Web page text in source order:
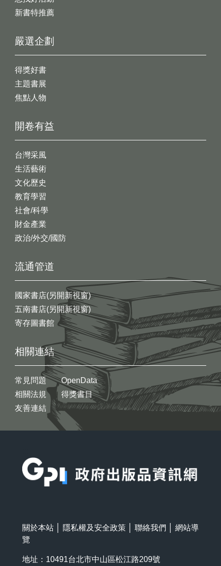
新書特推薦
開卷有益
台灣采風
生活藝術
文化歷史
教育學習
社會/科學
財金產業
政治/外交/國防
嚴選企劃
得獎好書
主題書展
焦點人物
流通管道
國家書店(另開新視窗)
五南書店(另開新視窗)
寄存圖書館
相關連結
常見問題
相關法規
友善連結
OpenData
得獎書目
關於本站 隱私權及安全政策 聯絡我們
網站導
覽
地址：10491台北市中山區松江路209號